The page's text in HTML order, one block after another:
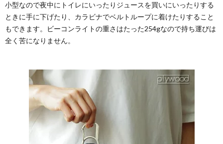
小型なので夜中にトイレにいったりジュースを買いにいったりする
ときに手に下げたり、カラビナでベルトループに着けたりすること
もできます。ビーコンライトの重さはたった254gなので持ち運びは
全く苦になりません。